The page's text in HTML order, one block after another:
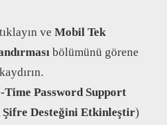
ve Mobil Tek
bölümünü görene
Password Support
Desteğini Etkinleştir)